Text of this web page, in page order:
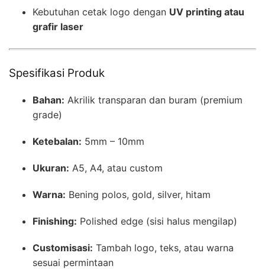
Kebutuhan cetak logo dengan UV printing atau
grafir laser
Spesifikasi Produk
Bahan: Akrilik transparan dan buram (premium
grade)
Ketebalan: 5mm – 10mm
Ukuran: A5, A4, atau custom
Warna: Bening polos, gold, silver, hitam
Finishing: Polished edge (sisi halus mengilap)
Customisasi: Tambah logo, teks, atau warna
sesuai permintaan